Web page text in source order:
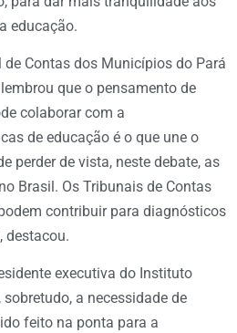
educação.
de Contas dos Municípios do Pará
que o pensamento de
colaborar com a
de educação é o que une o
perder de vista, neste debate, as
Brasil. Os Tribunais de Contas
contribuir para diagnósticos
destacou.
executiva do Instituto
a necessidade de
feito na ponta para a